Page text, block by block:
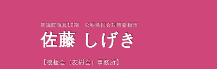
衆議院議員10期 公明党国会対策委員長
佐藤 しげき
【後援会（友樹会）事務所】